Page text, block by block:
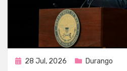
Publicada
28 Jul, 2026 Durango